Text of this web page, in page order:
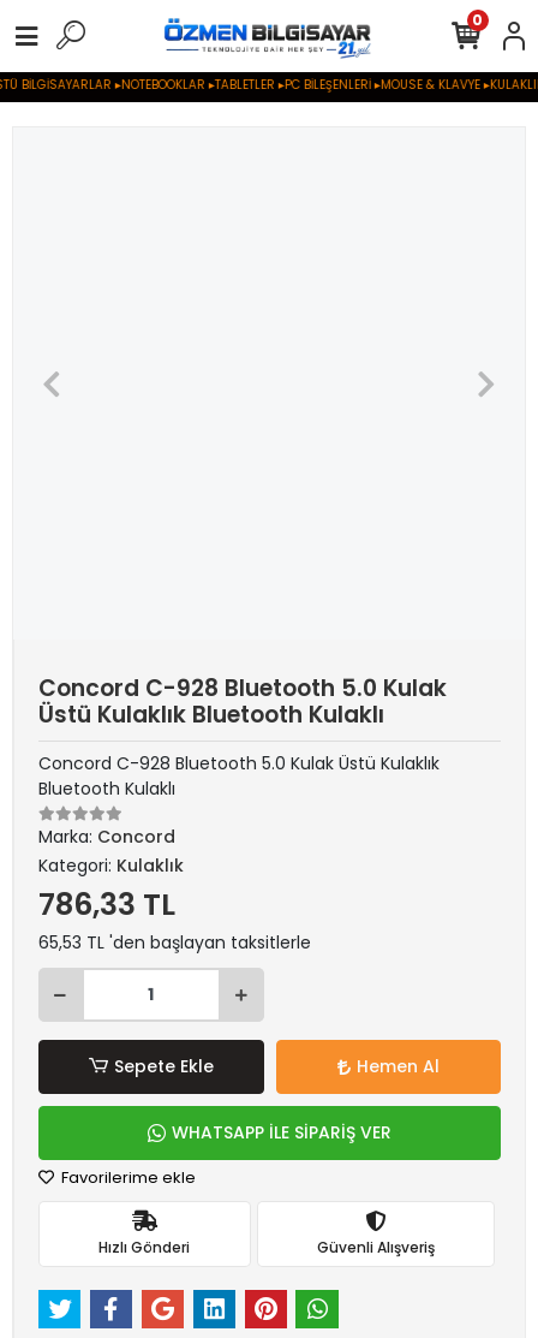
▸NOTEBOOKLAR ▸TABLETLER ▸PC BİLEŞENLERİ ▸MOUSE & KLAVYE
0
Concord C-928 Bluetooth 5.0 Kulak
Üstü Kulaklık Bluetooth Kulaklı
Concord C-928 Bluetooth 5.0 Kulak Üstü Kulaklık
Bluetooth Kulaklı
Marka: Concord
Kategori: Kulaklık
786,33 TL
65,53 TL 'den başlayan taksitlerle
Sepete Ekle Hemen Al
WHATSAPP İLE SİPARİŞ VER
Favorilerime ekle
Hızlı Gönderi Güvenli Alışveriş